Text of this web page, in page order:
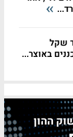
שקל
באוצר...
ההון